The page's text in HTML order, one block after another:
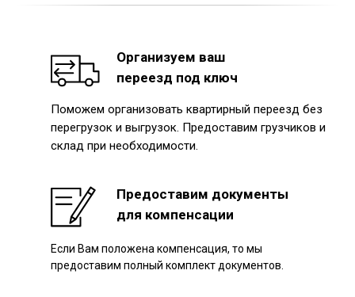
Организуем ваш
переезд под ключ
Предоставим документы
для компенсации
Поможем организовать квартирный переезд без
перегрузок и выгрузок. Предоставим грузчиков и
склад при необходимости.
Если Вам положена компенсация, то мы
предоставим полный комплект документов.
Наш